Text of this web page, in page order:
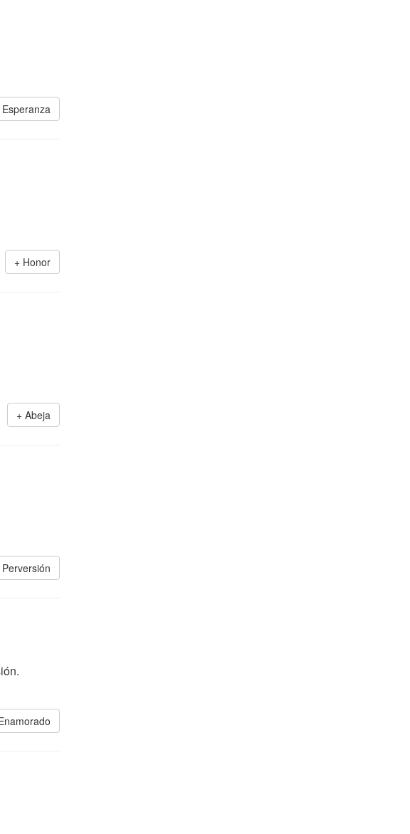
Esperanza
Honor
Abeja
Perversión